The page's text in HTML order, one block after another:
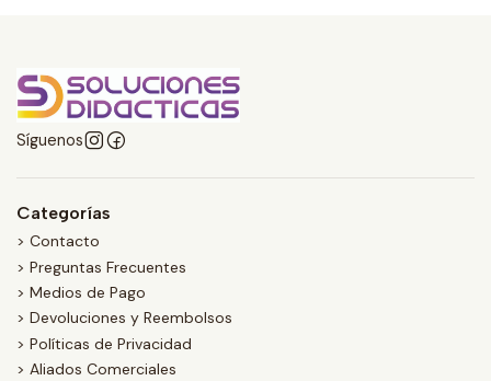
Síguenos
Categorías
> Contacto
> Preguntas Frecuentes
> Medios de Pago
> Devoluciones y Reembolsos
> Políticas de Privacidad
> Aliados Comerciales